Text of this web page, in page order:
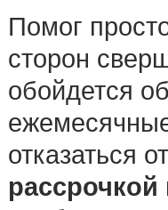
Помог
сторон
обойдется
отказаться
рассрочкой